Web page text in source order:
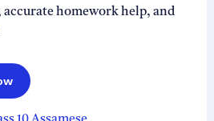
accurate homework help, and